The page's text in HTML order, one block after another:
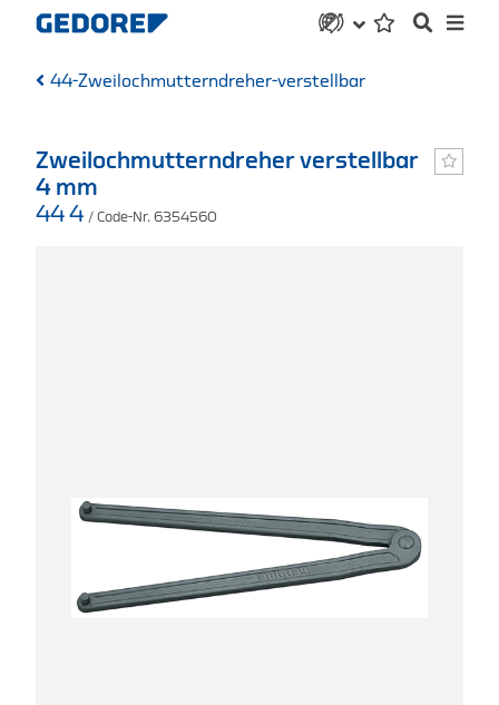
44-Zweilochmutterndreher-verstellbar
Zweilochmutterndreher verstellbar
4 mm
44 4 / Code-Nr. 6354560